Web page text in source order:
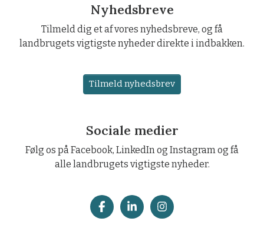
Nyhedsbreve
Tilmeld dig et af vores nyhedsbreve, og få
landbrugets vigtigste nyheder direkte i indbakken.
Tilmeld nyhedsbrev
Sociale medier
Følg os på Facebook, LinkedIn og Instagram og få
alle landbrugets vigtigste nyheder.